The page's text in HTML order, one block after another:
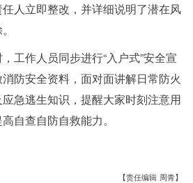
人立即整改，并详细说明了潜在风
工作人员同步进行“入户式”安全宣
防安全资料，面对面讲解日常防火
急逃生知识，提醒大家时刻注意用
自查自防自救能力。
【责任编辑 周青】